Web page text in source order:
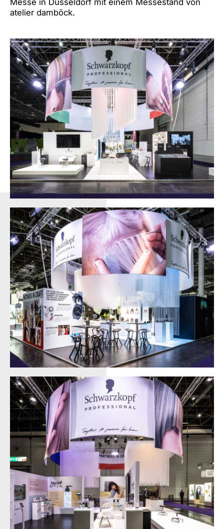
atelier damböck.